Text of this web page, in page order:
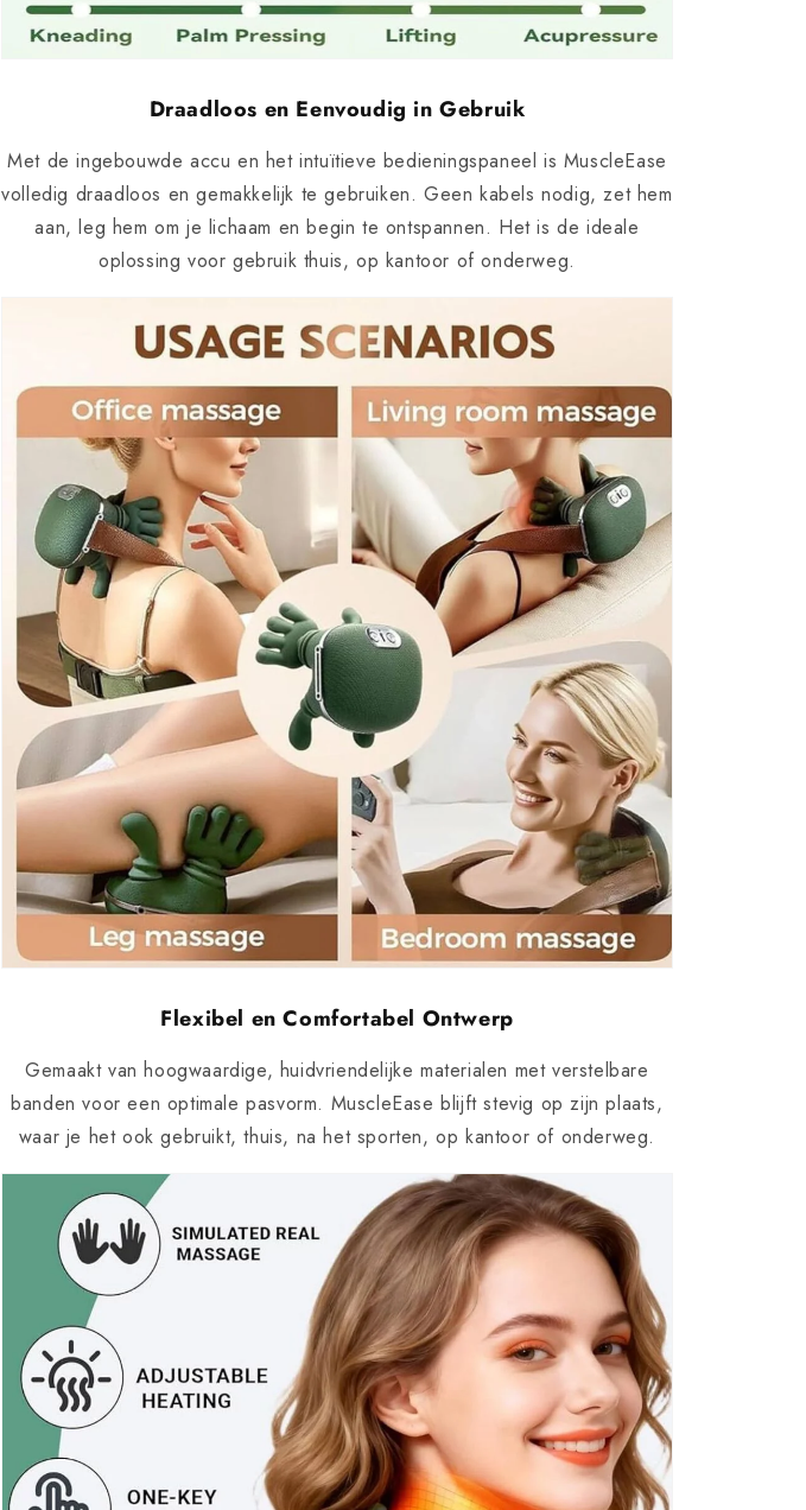
Draadloos en Eenvoudig in Gebruik
Met de ingebouwde accu en het intuïtieve bedieningspaneel is MuscleEase
volledig draadloos en gemakkelijk te gebruiken. Geen kabels nodig, zet hem
aan, leg hem om je lichaam en begin te ontspannen. Het is de ideale
oplossing voor gebruik thuis, op kantoor of onderweg.
Flexibel en Comfortabel Ontwerp
Gemaakt van hoogwaardige, huidvriendelijke materialen met verstelbare
banden voor een optimale pasvorm. MuscleEase blijft stevig op zijn plaats,
waar je het ook gebruikt, thuis, na het sporten, op kantoor of onderweg.